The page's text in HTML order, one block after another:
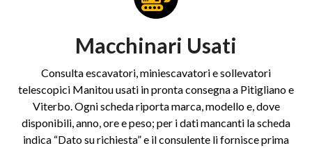
Macchinari Usati
Consulta escavatori, miniescavatori e sollevatori
telescopici Manitou usati in pronta consegna a Pitigliano e
Viterbo. Ogni scheda riporta marca, modello e, dove
disponibili, anno, ore e peso; per i dati mancanti la scheda
indica “Dato su richiesta” e il consulente li fornisce prima